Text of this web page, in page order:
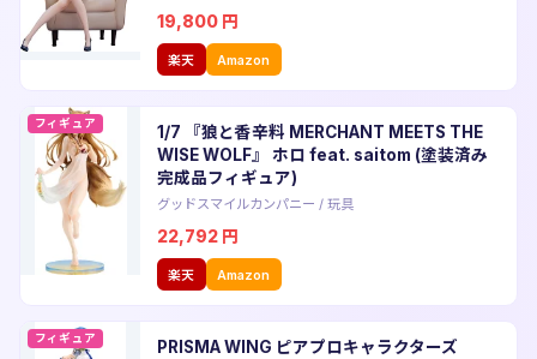
19,800 円
楽天 Amazon
フィギュア
1/7 『狼と香辛料 MERCHANT MEETS THE
WISE WOLF』 ホロ feat. saitom (塗装済み
完成品フィギュア)
グッドスマイルカンパニー / 玩具
22,792 円
楽天 Amazon
フィギュア
PRISMA WING ピアプロキャラクターズ